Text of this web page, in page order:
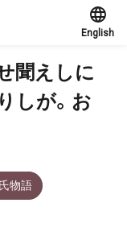
English
せ聞えしに
しが。お
物語